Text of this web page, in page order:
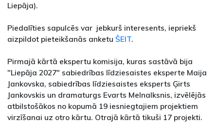
Liepāja).
Piedalīties sapulcēs var jebkurš interesents, iepriekš
aizpildot pieteikšanās anketu ŠEIT.
Pirmajā kārtā ekspertu komisija, kuras sastāvā bija
"Liepāja 2027" sabiedrības līdziesaistes eksperte Maija
Jankovska, sabiedrības līdziesaistes eksperts Ģirts
Jankovskis un dramaturgs Evarts Melnalksnis, izvēlējās
atbilstošākos no kopumā 19 iesniegtajiem projektiem
virzīšanai uz otro kārtu. Otrajā kārtā tikuši 17 projekti.